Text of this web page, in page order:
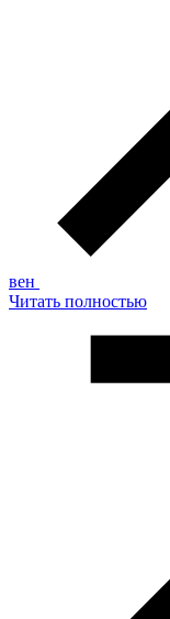
вен
Читать полностью